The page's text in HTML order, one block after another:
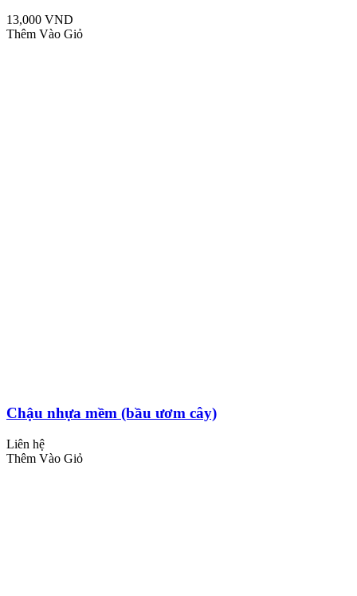
13,000 VND
Thêm Vào Giỏ
Chậu nhựa mềm (bầu ươm cây)
Liên hệ
Thêm Vào Giỏ